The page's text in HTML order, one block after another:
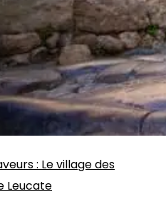
: Le village des
Leucate